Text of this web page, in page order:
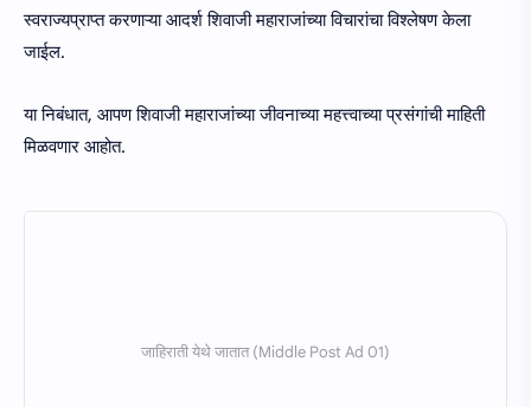
स्वराज्यप्राप्त करणाऱ्या आदर्श शिवाजी महाराजांच्या विचारांचा विश्लेषण केला
जाईल.
या निबंधात, आपण शिवाजी महाराजांच्या जीवनाच्या महत्त्वाच्या प्रसंगांची माहिती
मिळवणार आहोत.